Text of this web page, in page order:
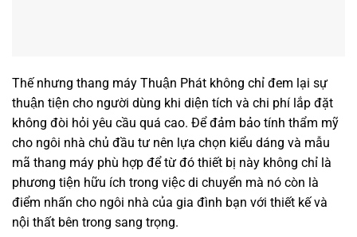
Thế nhưng thang máy Thuận Phát không chỉ đem lại sự
thuận tiện cho người dùng khi diện tích và chi phí lắp đặt
không đòi hỏi yêu cầu quá cao. Để đảm bảo tính thẩm mỹ
cho ngôi nhà chủ đầu tư nên lựa chọn kiểu dáng và mẫu
mã thang máy phù hợp để từ đó thiết bị này không chỉ là
phương tiện hữu ích trong việc di chuyển mà nó còn là
điểm nhấn cho ngôi nhà của gia đình bạn với thiết kế và
nội thất bên trong sang trọng.